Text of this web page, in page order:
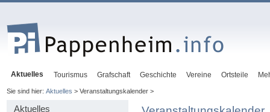
Aktuelles Tourismus Grafschaft Geschichte Vereine Ortsteile
Sie sind hier: Aktuelles > Veranstaltungskalender >
Aktuelles